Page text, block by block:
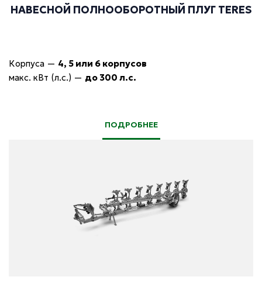
НАВЕСНОЙ ПОЛНООБОРОТНЫЙ ПЛУГ TERES
Корпуса — 4, 5 или 6 корпусов
макс. кВт (л.с.) — до 300 л.с.
ПОДРОБНЕЕ